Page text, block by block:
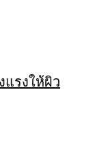
แรงให้ผิว